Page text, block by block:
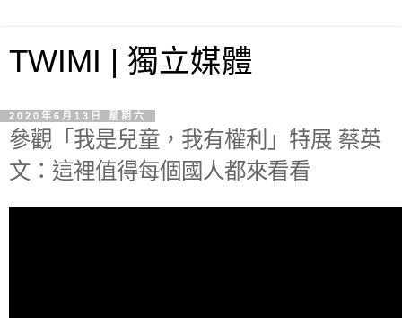
TWIMI | 獨立媒體
2020年6月13日 星期六
參觀「我是兒童，我有權利」特展 蔡英
文：這裡值得每個國人都來看看